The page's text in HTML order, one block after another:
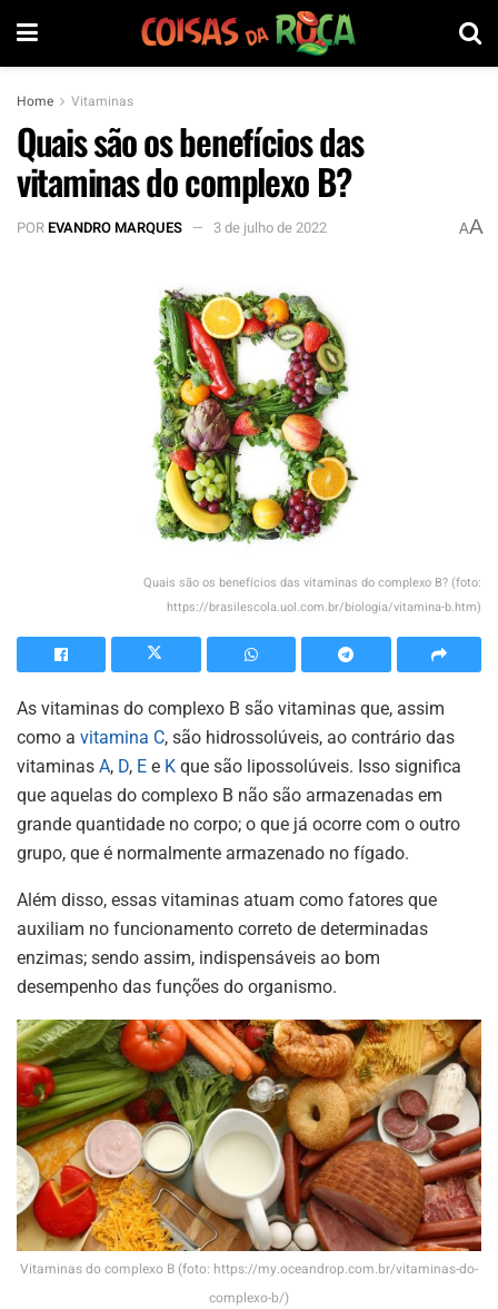
Home Vitaminas
Quais são os benefícios das
vitaminas do complexo B?
POREVANDRO MARQUES 3 de julho de 2022 AA
Quais são os benefícios das vitaminas do complexo B? (foto:
https://brasilescola.uol.com.br/biologia/vitamina-b.htm)
As vitaminas do complexo B são vitaminas que, assim
como a vitamina C, são hidrossolúveis, ao contrário das
vitaminas A, D, E e K que são lipossolúveis. Isso significa
que aquelas do complexo B não são armazenadas em
grande quantidade no corpo; o que já ocorre com o outro
grupo, que é normalmente armazenado no fígado.
Além disso, essas vitaminas atuam como fatores que
auxiliam no funcionamento correto de determinadas
enzimas; sendo assim, indispensáveis ao bom
desempenho das funções do organismo.
Vitaminas do complexo B (foto: https://my.oceandrop.com.br/vitaminas-do-
complexo-b/)